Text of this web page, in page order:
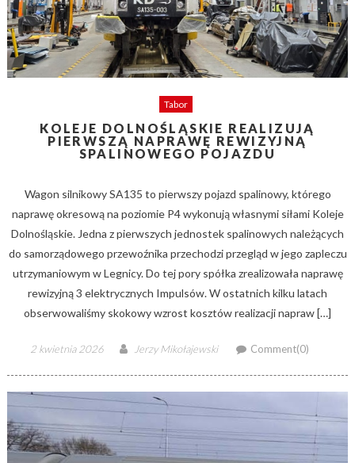
Tabor
KOLEJE DOLNOŚLĄSKIE REALIZUJĄ
PIERWSZĄ NAPRAWĘ REWIZYJNĄ
SPALINOWEGO POJAZDU
Wagon silnikowy SA135 to pierwszy pojazd spalinowy, którego
naprawę okresową na poziomie P4 wykonują własnymi siłami Koleje
Dolnośląskie. Jedna z pierwszych jednostek spalinowych należących
do samorządowego przewoźnika przechodzi przegląd w jego zapleczu
utrzymaniowym w Legnicy. Do tej pory spółka zrealizowała naprawę
rewizyjną 3 elektrycznych Impulsów. W ostatnich kilku latach
obserwowaliśmy skokowy wzrost kosztów realizacji napraw […]
Posted
2 kwietnia 2026 Author
Jerzy Mikołajewski Comment(0)